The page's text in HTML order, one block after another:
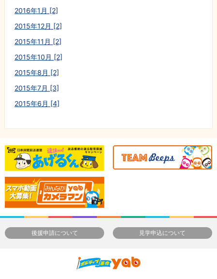
2016年1月 [2]
2015年12月 [2]
2015年11月 [2]
2015年10月 [2]
2015年8月 [2]
2015年7月 [3]
2015年6月 [4]
後援申請について 見学申込について